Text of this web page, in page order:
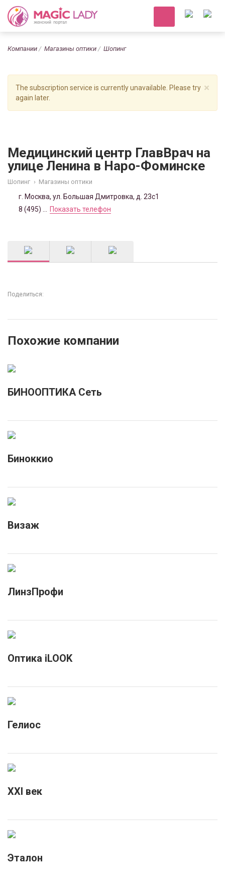
Компании Магазины оптики Шопинг
×
The subscription service is currently unavailable. Please try
again later.
Медицинский центр ГлавВрач на
улице Ленина в Наро-Фоминске
Шопинг › Магазины оптики
г. Москва, ул. Большая Дмитровка, д. 23с1
8 (495) ...
Показать телефон
Поделиться:
Похожие компании
БИНООПТИКА Сеть
Биноккио
Визаж
ЛинзПрофи
Оптика iLOOK
Гелиос
XXI век
Эталон